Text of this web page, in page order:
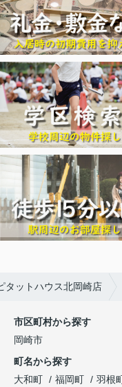
タットハウス北岡崎店
市区町村から探す
岡崎市
町名から探す
大和町
福岡町 羽根